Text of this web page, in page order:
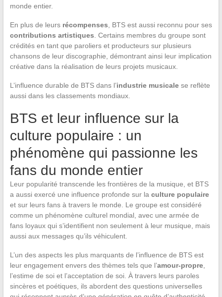
monde entier.
En plus de leurs récompenses , BTS est aussi reconnu pour ses
contributions artistiques . Certains membres du groupe sont
crédités en tant que paroliers et producteurs sur plusieurs
chansons de leur discographie, démontrant ainsi leur implication
créative dans la réalisation de leurs projets musicaux.
L’influence durable de BTS dans l’industrie musicalese reflète
aussi dans les classements mondiaux.
BTS et leur influence sur la
culture populaire : un
phénomène qui passionne les
fans du monde entier
Leur popularité transcende les frontières de la musique, et BTS
a aussi exercé une influence profonde sur la culture populaire
et sur leurs fans à travers le monde. Le groupe est considéré
comme un phénomène culturel mondial, avec une armée de
fans loyaux qui s’identifient non seulement à leur musique, mais
aussi aux messages qu’ils véhiculent.
L’un des aspects les plus marquants de l’influence de BTS est
leur engagement envers des thèmes tels que l’amour-propre,
l’estime de soi et l’acceptation de soi. À travers leurs paroles
sincères et poétiques, ils abordent des questions universelles